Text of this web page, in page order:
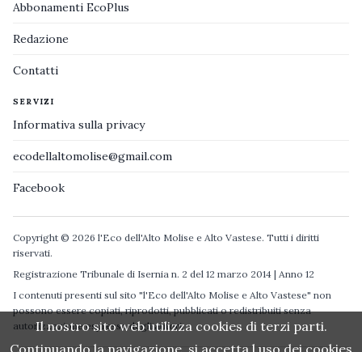
Abbonamenti EcoPlus
Redazione
Contatti
SERVIZI
Informativa sulla privacy
ecodellaltomolise@gmail.com
Facebook
Copyright © 2026 l'Eco dell'Alto Molise e Alto Vastese. Tutti i diritti
riservati.
Registrazione Tribunale di Isernia n. 2 del 12 marzo 2014 | Anno 12
I contenuti presenti sul sito "l'Eco dell'Alto Molise e Alto Vastese" non
possono essere copiati, riprodotti, pubblicati o redistribuiti senza
autorizzazione espressa degli autori.
Il nostro sito web utilizza cookies di terzi parti.
Continuando la navigazione, si accetta l uso dei cookies